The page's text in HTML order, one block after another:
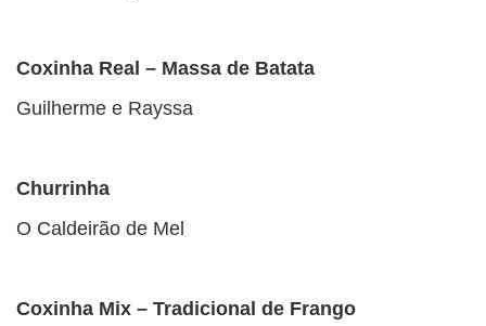
Coxinha Real – Massa de Batata
Guilherme e Rayssa
Churrinha
O Caldeirão de Mel
Coxinha Mix – Tradicional de Frango